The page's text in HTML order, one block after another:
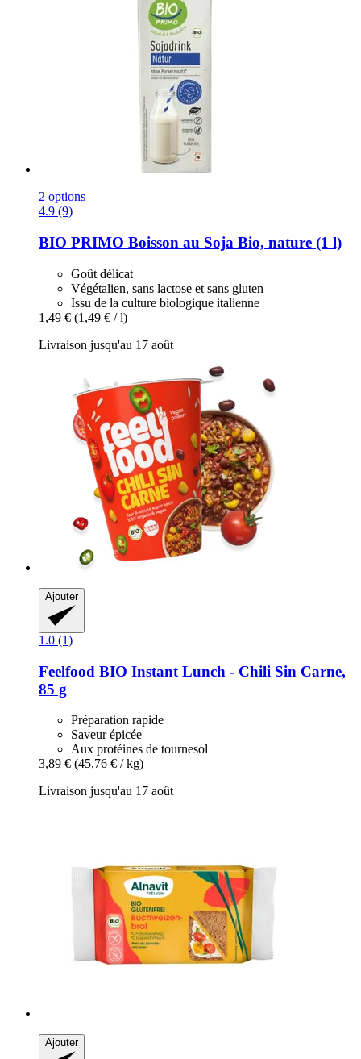
2 options
4.9 (9)
BIO PRIMO Boisson au Soja Bio, nature (1 l)
Goût délicat
Végétalien, sans lactose et sans gluten
Issu de la culture biologique italienne
1,49 € (1,49 € / l)
Livraison jusqu'au 17 août
Ajouter
1.0 (1)
Feelfood BIO Instant Lunch -​ Chili Sin Carne,
85 g
Préparation rapide
Saveur épicée
Aux protéines de tournesol
3,89 € (45,76 € / kg)
Livraison jusqu'au 17 août
Ajouter